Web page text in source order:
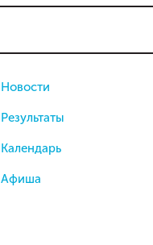
Новости
Результаты
Календарь
Афиша